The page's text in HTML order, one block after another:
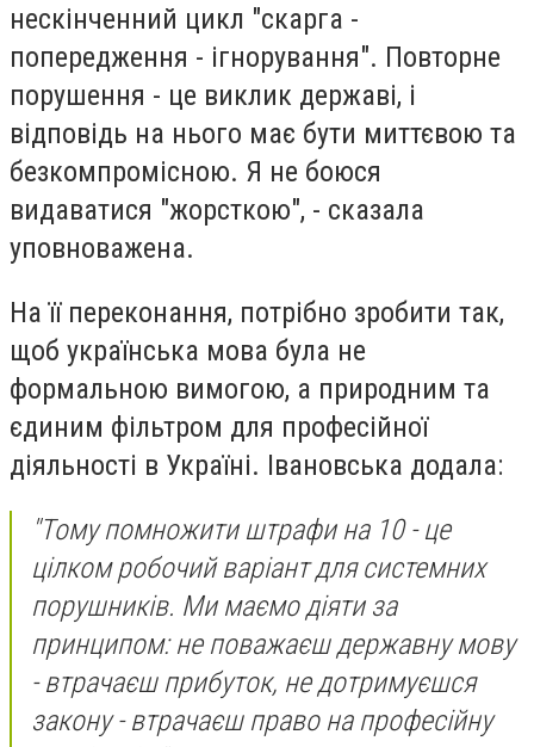
нескінченний цикл "скарга -
попередження - ігнорування". Повторне
порушення - це виклик державі, і
відповідь на нього має бути миттєвою та
безкомпромісною. Я не боюся
видаватися "жорсткою", - сказала
уповноважена.
На її переконання, потрібно зробити так,
щоб українська мова була не
формальною вимогою, а природним та
єдиним фільтром для професійної
діяльності в Україні. Івановська додала:
"Тому помножити штрафи на 10 - це
цілком робочий варіант для системних
порушників. Ми маємо діяти за
принципом: не поважаєш державну мову
- втрачаєш прибуток, не дотримуєшся
закону - втрачаєш право на професійну